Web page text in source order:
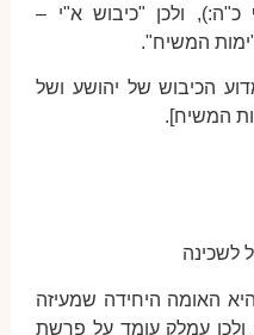
ולכן "כיבוש א"י –
המשיח".
הכיבוש של יהושע ושל
המשיח].
לשכינה
האומה היחידה שמעיזה
עמלק עומד על פרשת